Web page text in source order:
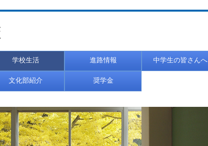
学校生活 進路情報 中学生の皆さんへ
文化部紹介 奨学金